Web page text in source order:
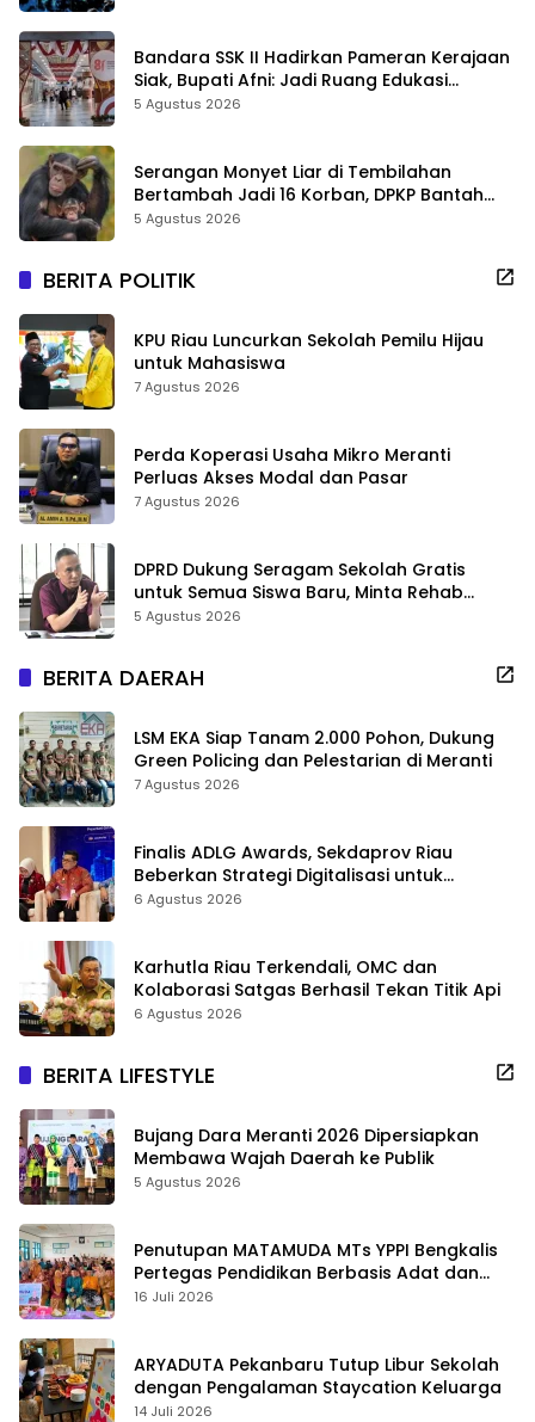
Bandara SSK II Hadirkan Pameran Kerajaan
Siak, Bupati Afni: Jadi Ruang Edukasi
Sejarah Riau
5 Agustus 2026
Serangan Monyet Liar di Tembilahan
Bertambah Jadi 16 Korban, DPKP Bantah
Video Gerombolan Viral
5 Agustus 2026
BERITA POLITIK
KPU Riau Luncurkan Sekolah Pemilu Hijau
untuk Mahasiswa
7 Agustus 2026
Perda Koperasi Usaha Mikro Meranti
Perluas Akses Modal dan Pasar
7 Agustus 2026
DPRD Dukung Seragam Sekolah Gratis
untuk Semua Siswa Baru, Minta Rehab
Sekolah Jangan Dikurangi
5 Agustus 2026
BERITA DAERAH
LSM EKA Siap Tanam 2.000 Pohon, Dukung
Green Policing dan Pelestarian di Meranti
7 Agustus 2026
Finalis ADLG Awards, Sekdaprov Riau
Beberkan Strategi Digitalisasi untuk
Tingkatkan Layanan Publik
6 Agustus 2026
Karhutla Riau Terkendali, OMC dan
Kolaborasi Satgas Berhasil Tekan Titik Api
6 Agustus 2026
BERITA LIFESTYLE
Bujang Dara Meranti 2026 Dipersiapkan
Membawa Wajah Daerah ke Publik
5 Agustus 2026
Penutupan MATAMUDA MTs YPPI Bengkalis
Pertegas Pendidikan Berbasis Adat dan
Karakter
16 Juli 2026
ARYADUTA Pekanbaru Tutup Libur Sekolah
dengan Pengalaman Staycation Keluarga
14 Juli 2026